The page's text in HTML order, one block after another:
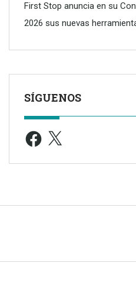
First Stop anuncia en su
2026 sus nuevas
SÍGUENOS
Facebook
X